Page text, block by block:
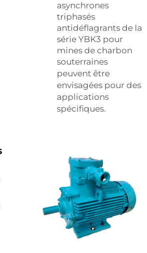
asynchrones
triphasés
antidéflagrants de la
série YBK3 pour
mines de charbon
souterraines
peuvent être
envisagées pour des
applications
spécifiques.